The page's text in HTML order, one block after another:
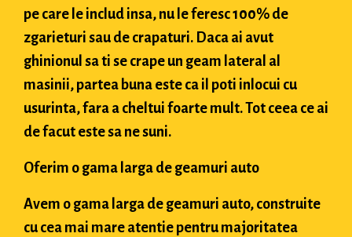
pe care le includ insa, nu le feresc 100% de
zgarieturi sau de crapaturi. Daca ai avut
ghinionul sa ti se crape un geam lateral al
masinii, partea buna este ca il poti inlocui cu
usurinta, fara a cheltui foarte mult. Tot ceea ce ai
de facut este sa ne suni.
Oferim o gama larga de geamuri auto
Avem o gama larga de geamuri auto, construite
cu cea mai mare atentie pentru majoritatea